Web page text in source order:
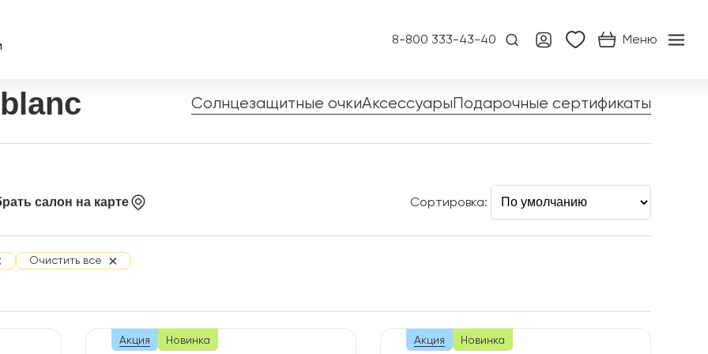
8-800 333-43-40 Меню
Солнцезащитные очкиАксессуарыПодарочные сертификаты
салон на карте Сортировка:
Очистить все ×
Акция Новинка Акция Новинка